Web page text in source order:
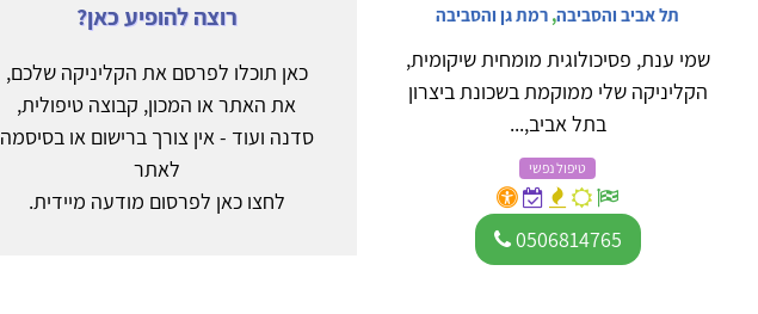
תל אביב והסביבה, רמת גן והסביבה
שמי ענת, פסיכולוגית מומחית שיקומית,
הקליניקה שלי ממוקמת בשכונת ביצרון
בתל אביב,...
טיפול נפשי
0506814765
רוצה להופיע כאן?
כאן תוכלו לפרסם את הקליניקה שלכם,
את האתר או המכון, קבוצה טיפולית,
סדנה ועוד - אין צורך ברישום או בסיסמה
לאתר
לחצו כאן לפרסום מודעה מיידית.